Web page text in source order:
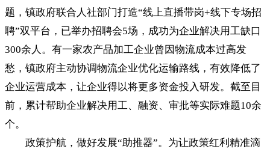
题，镇政府联合人社部门打造“线上直播带岗+线下专场招
聘”双平台，已举办招聘会5场，成功为企业解决用工缺口
300余人。有一家农产品加工企业曾因物流成本过高发
愁，镇政府主动协调物流企业优化运输路线，有效降低了
企业运营成本，让企业得以将更多资金投入研发。截至目
前，累计帮助企业解决用工、融资、审批等实际难题10余
个。
政策护航，做好发展“助推器”。为让政策红利精准滴